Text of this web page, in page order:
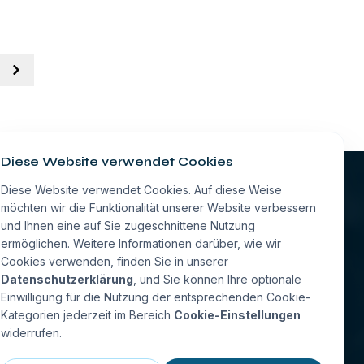
Next
Standort wählen
Diese Website verwendet Cookies
Diese Website verwendet Cookies. Auf diese Weise
möchten wir die Funktionalität unserer Website verbessern
und Ihnen eine auf Sie zugeschnittene Nutzung
ermöglichen. Weitere Informationen darüber, wie wir
Cookies verwenden, finden Sie in unserer
Datenschutzerklärung , und Sie können Ihre optionale
Einwilligung für die Nutzung der entsprechenden Cookie-
Kategorien jederzeit im Bereich Cookie-Einstellungen
widerrufen.